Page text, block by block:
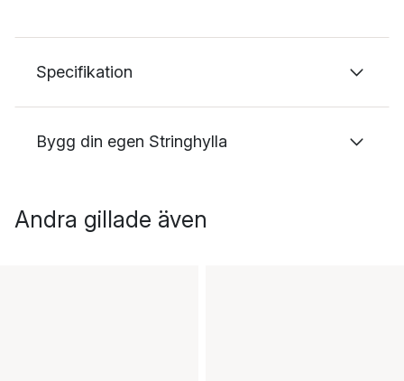
Specifikation
Bygg din egen Stringhylla
Andra gillade även